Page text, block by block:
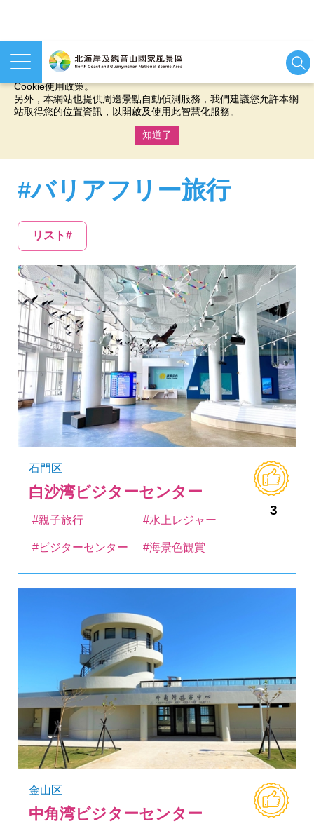
本網站使用cookies等相關技術以持續優化網站服務，並有助於為
您提供更佳的體驗，當您繼續使用本網站即表示您同意我們的
Cookie使用政策。
另外，本網站也提供周邊景點自動偵測服務，我們建議您允許本網
站取得您的位置資訊，以開啟及使用此智慧化服務。
知道了
#バリアフリー旅行
リスト#
石門区
白沙湾ビジターセンター
3
#親子旅行 #水上レジャー
#ビジターセンター #海景色観賞
金山区
中角湾ビジターセンター